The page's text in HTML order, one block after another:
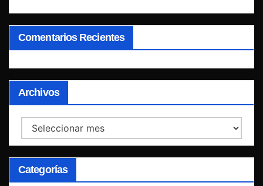
Comentarios Recientes
Archivos
Archivos
Categorías